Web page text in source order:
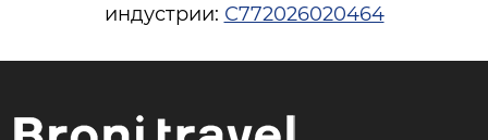
индустрии: С772026020464